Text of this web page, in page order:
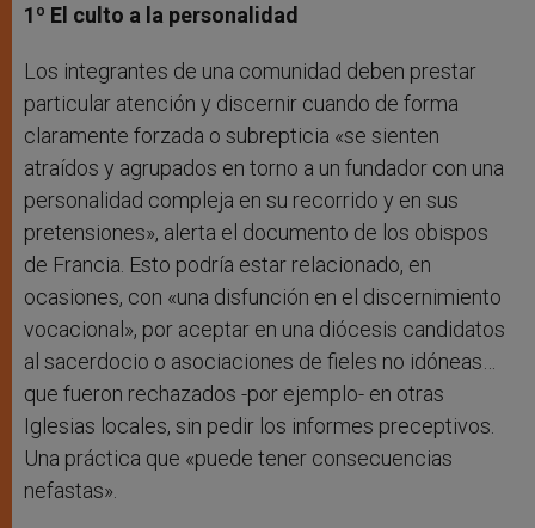
1º El culto a la personalidad
Los integrantes de una comunidad deben prestar
particular atención y discernir cuando de forma
claramente forzada o subrepticia «se sienten
atraídos y agrupados en torno a un fundador con una
personalidad compleja en su recorrido y en sus
pretensiones», alerta el documento de los obispos
de Francia. Esto podría estar relacionado, en
ocasiones, con «una disfunción en el discernimiento
vocacional», por aceptar en una diócesis candidatos
al sacerdocio o asociaciones de fieles no idóneas…
que fueron rechazados -por ejemplo- en otras
Iglesias locales, sin pedir los informes preceptivos.
Una práctica que «puede tener consecuencias
nefastas».